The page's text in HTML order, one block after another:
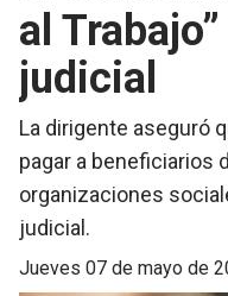
al
judicial
La dirigente aseguró
pagar a beneficiarios
organizaciones
judicial.
jueves 07 de mayo de